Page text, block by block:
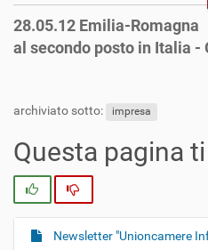
28.05.12 Emilia-Romagna
al secondo posto in Italia
archiviato sotto: impresa
Questa pagina
N
Newsletter "Unioncamere